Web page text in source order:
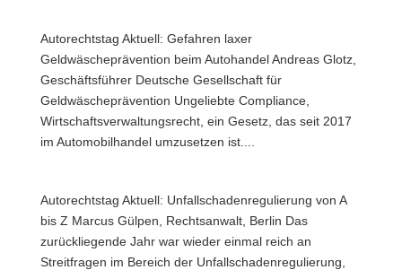
Autorechtstag Aktuell: Gefahren laxer
Geldwäscheprävention beim Autohandel Andreas Glotz,
Geschäftsführer Deutsche Gesellschaft für
Geldwäscheprävention Ungeliebte Compliance,
Wirtschaftsverwaltungsrecht, ein Gesetz, das seit 2017
im Automobilhandel umzusetzen ist....
Autorechtstag Aktuell: Unfallschadenregulierung von A
bis Z Marcus Gülpen, Rechtsanwalt, Berlin Das
zurückliegende Jahr war wieder einmal reich an
Streitfragen im Bereich der Unfallschadenregulierung,